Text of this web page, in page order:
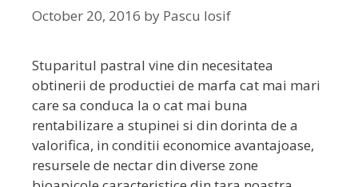
October 20, 2016 by Pascu Iosif
Stuparitul pastral vine din necesitatea
obtinerii de productiei de marfa cat mai mari
care sa conduca la o cat mai buna
rentabilizare a stupinei si din dorinta de a
valorifica, in conditii economice avantajoase,
resursele de nectar din diverse zone